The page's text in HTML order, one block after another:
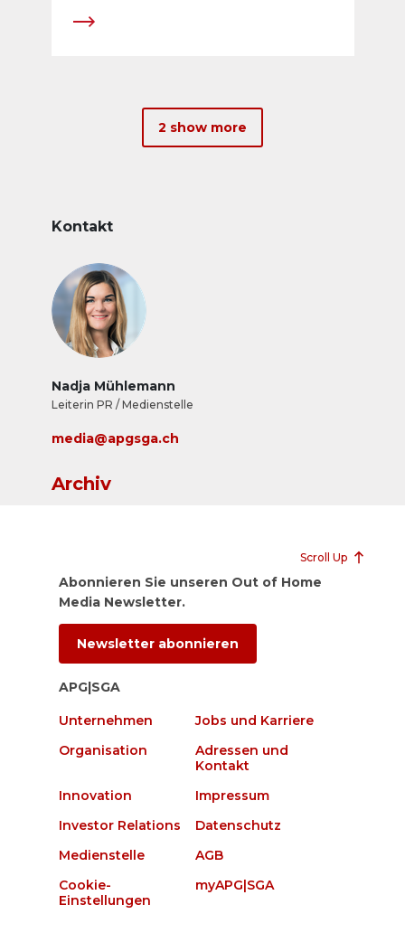
2 show more
Kontakt
Nadja Mühlemann
Leiterin PR / Medienstelle
media@apgsga.ch
Archiv
Scroll Up
Abonnieren Sie unseren Out of Home
Media Newsletter.
Newsletter abonnieren
APG|SGA
Unternehmen
Jobs und Karriere
Organisation
Adressen und
Kontakt
Innovation
Impressum
Investor Relations
Datenschutz
Medienstelle
AGB
Cookie-
Einstellungen
myAPG|SGA